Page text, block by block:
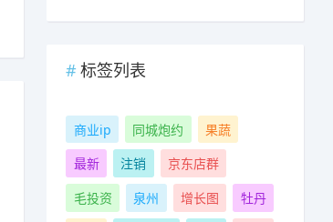
标签列表
商业ip 同城炮约
果蔬
最新
注销
京东店群
毛投资
泉州 增长图
牡丹